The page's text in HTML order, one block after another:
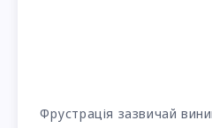
Фрустрація зазвичай